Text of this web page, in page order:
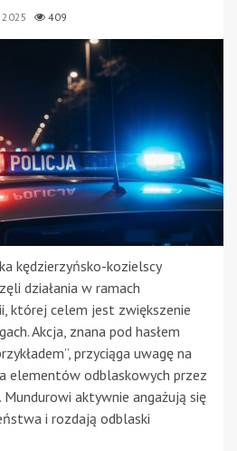
409
kędzierzyńsko-kozielscy
działania w ramach
której celem jest zwiększenie
Akcja, znana pod hasłem
przyciąga uwagę na
elementów odblaskowych przez
aktywnie angażują się
i rozdają odblaski